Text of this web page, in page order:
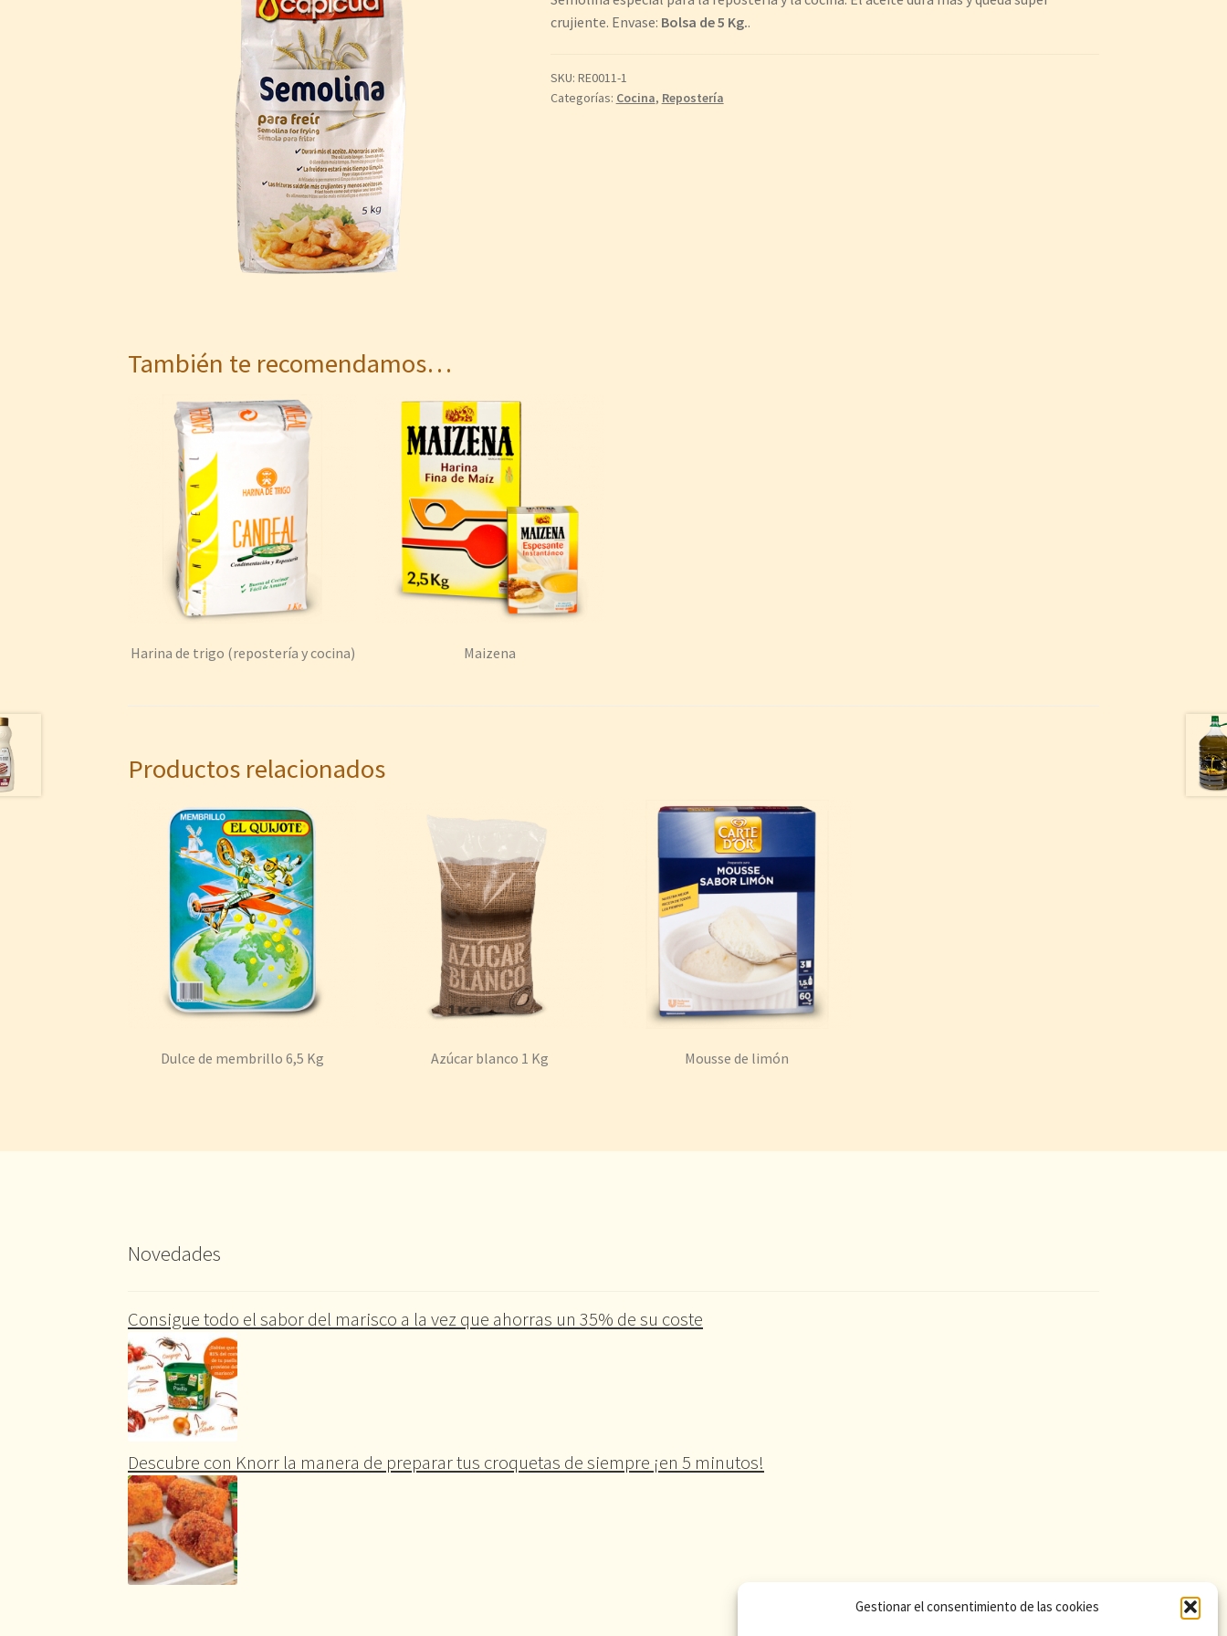
Gestionar el consentimiento de las cookies
crujiente. Envase: Bolsa de 5 Kg..
SKU: RE0011-1
Categorías: Cocina, Repostería
También te recomendamos…
Harina de trigo (repostería y cocina) Maizena
Productos relacionados
Dulce de membrillo 6,5 Kg Azúcar blanco 1 Kg Mousse de limón
Novedades
Consigue todo el sabor del marisco a la vez que ahorras un 35% de su coste
Descubre con Knorr la manera de preparar tus croquetas de siempre ¡en 5 minutos!